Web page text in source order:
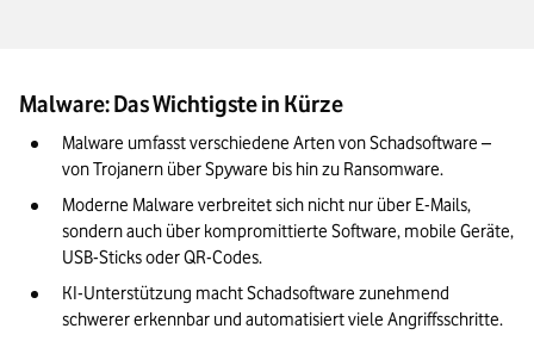
Welche Geräte können von Malware betroffen sein?
Malware erkennen: Warnsignale und erste Schritte
So schützen Sie Ihr Unternehmen vor Malware:
Mehrschichtiger Schutz und Zero Trust
Sofortmaßnahmen und Meldepflichten nach einem Malware-
Befall
Malware: Das Wichtigste in Kürze
Malware umfasst verschiedene Arten von Schadsoftware –
von Trojanern über Spyware bis hin zu Ransomware.
Moderne Malware verbreitet sich nicht nur über E-Mails,
sondern auch über kompromittierte Software, mobile Geräte,
USB-Sticks oder QR-Codes.
KI-Unterstützung macht Schadsoftware zunehmend
schwerer erkennbar und automatisiert viele Angriffsschritte.